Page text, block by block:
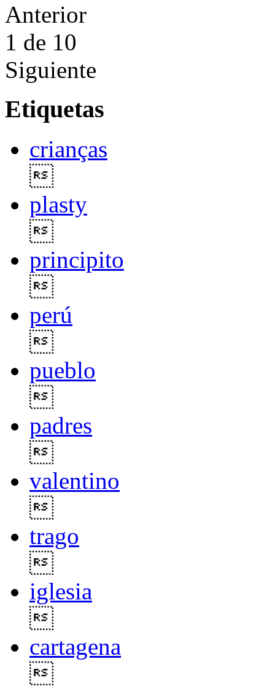
Anterior
1 de 10
Siguiente
Etiquetas
crianças
plasty
principito
perú
pueblo
padres
valentino
trago
iglesia
cartagena